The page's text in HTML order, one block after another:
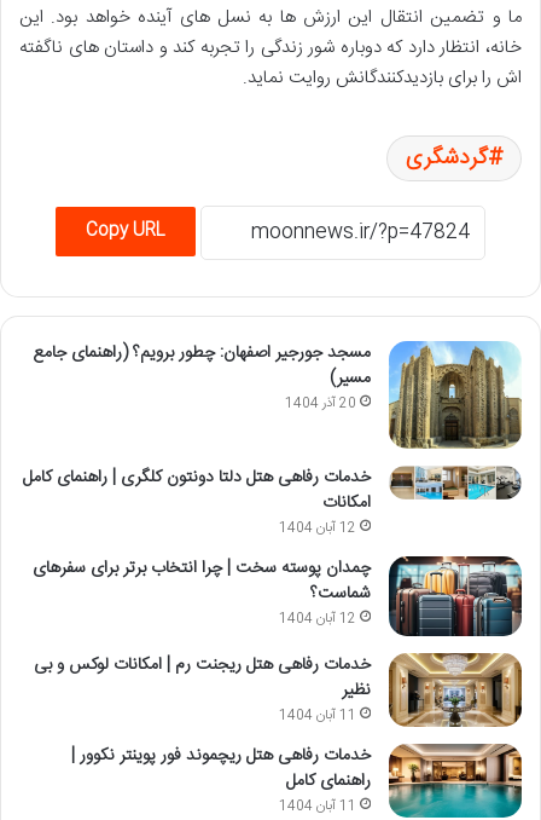
ما و تضمین انتقال این ارزش ها به نسل های آینده خواهد بود. این
خانه، انتظار دارد که دوباره شور زندگی را تجربه کند و داستان های ناگفته
اش را برای بازدیدکنندگانش روایت نماید.
گردشگری
Copy URL
مسجد جورجیر اصفهان: چطور برویم؟ (راهنمای جامع
مسیر)
20 آذر 1404
خدمات رفاهی هتل دلتا دونتون کلگری | راهنمای کامل
امکانات
12 آبان 1404
چمدان پوسته سخت | چرا انتخاب برتر برای سفرهای
شماست؟
12 آبان 1404
خدمات رفاهی هتل ریجنت رم | امکانات لوکس و بی
نظیر
11 آبان 1404
خدمات رفاهی هتل ریچموند فور پوینتر نکوور |
راهنمای کامل
11 آبان 1404